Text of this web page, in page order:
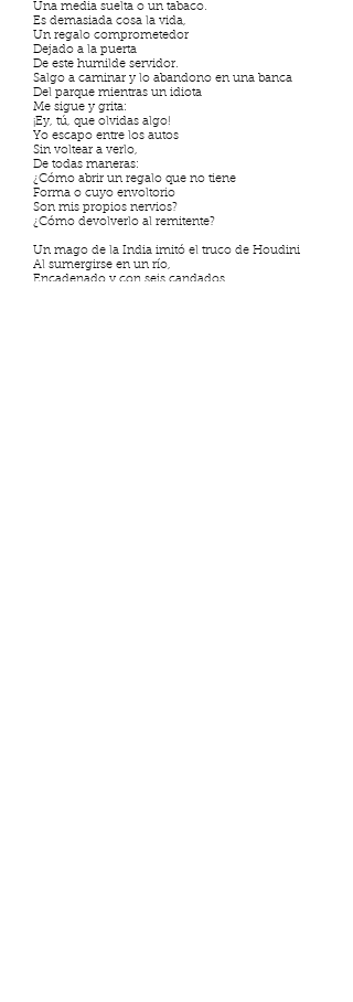
Una media suelta o un tabaco.
Es demasiada cosa la vida,
Un regalo comprometedor
Dejado a la puerta
De este humilde servidor.
Salgo a caminar y lo abandono en una banca
Del parque mientras un idiota
Me sigue y grita:
¡Ey, tú, que olvidas algo!
Yo escapo entre los autos
Sin voltear a verlo,
De todas maneras:
¿Cómo abrir un regalo que no tiene
Forma o cuyo envoltorio
Son mis propios nervios?
¿Cómo devolverlo al remitente?
Un mago de la India imitó el truco de Houdini
Al sumergirse en un río,
Encadenado y con seis candados.